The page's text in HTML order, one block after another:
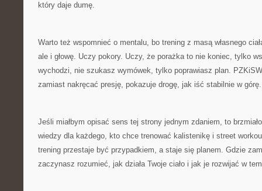
który daje dumę.
Warto też wspomnieć o mentalu, bo trening z masą własnego
ale i głowę. Uczy pokory. Uczy, że porażka to nie koniec, tylko
wychodzi, nie szukasz wymówek, tylko poprawiasz plan.
zamiast nakręcać presję, pokazuje drogę, jak iść stabilnie w górę.
Jeśli miałbym opisać sens tej strony jednym zdaniem, to
wiedzy dla każdego, kto chce trenować kalistenikę i street
trening przestaje być przypadkiem, a staje się planem. Gdzie
zaczynasz rozumieć, jak działa Twoje ciało i jak je rozwijać w